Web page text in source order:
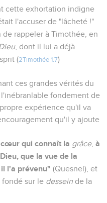
cette exhortation indigne
l'accuser de "lâcheté !"
de rappeler à Timothée, en
, dont il lui a déjà
(2Timothée 1.7)
ces grandes vérités du
fondement de
expérience qu'il va
qu'il y ajoute
qui connaît la grâce, à
que la vue de la
l'a prévenu" (Quesnel), et
fondé sur le dessein de la